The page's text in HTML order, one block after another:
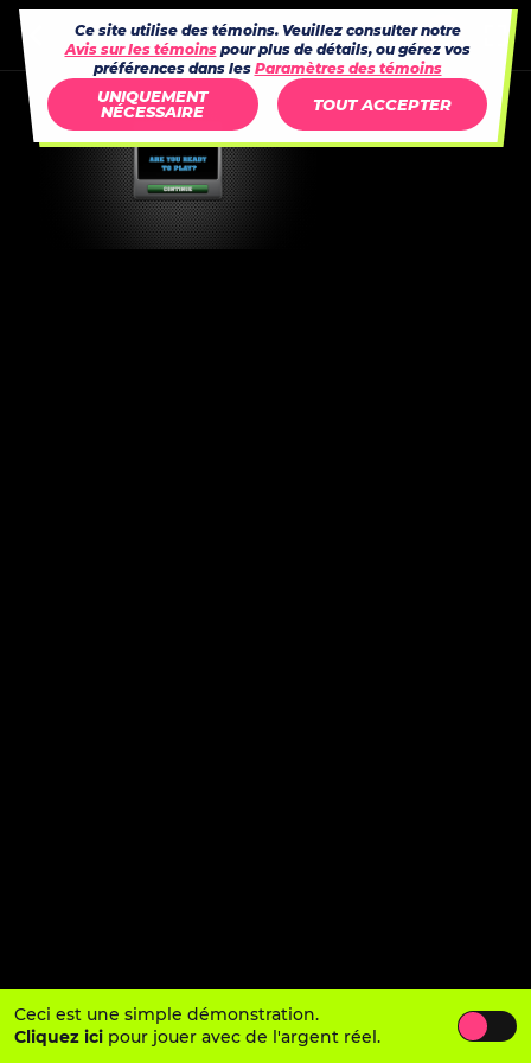
Ceci est une simple démonstration.
Cliquez ici pour jouer avec de l'argent réel.
Ce site utilise des témoins. Veuillez consulter notre
Avis sur les témoinspour plus de détails, ou gérez vos
préférences dans les Paramètres des témoins
UNIQUEMENT
NÉCESSAIRE
TOUT ACCEPTER